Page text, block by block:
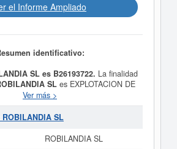
el Informe Ampliado
identificativo:
SL es B26193722. La finalidad
SL es EXPLOTACION DE
DOS TAZAS. y fue constituida el
clasifica en el CNAE dentro de la
- Servicios de bebidas. La empresa
en la actividad 58130000.
Ver más >
SL
ROBILANDIA SL